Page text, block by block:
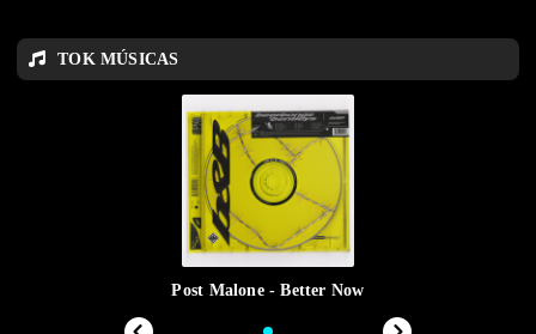
TOK MÚSICAS
Post Malone - Better Now